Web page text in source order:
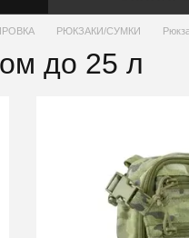
РЮКЗАКИ/СУМКИ
до 25 л